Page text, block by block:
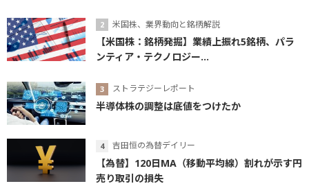
米国株、業界動向と銘柄解説
【米国株：銘柄発掘】業績上振れ5銘柄、パラ
ンティア・テクノロジー...
ストラテジーレポート
半導体株の調整は底値をつけたか
吉田恒の為替デイリー
【為替】120日MA（移動平均線）割れが示す円
売り取引の損失